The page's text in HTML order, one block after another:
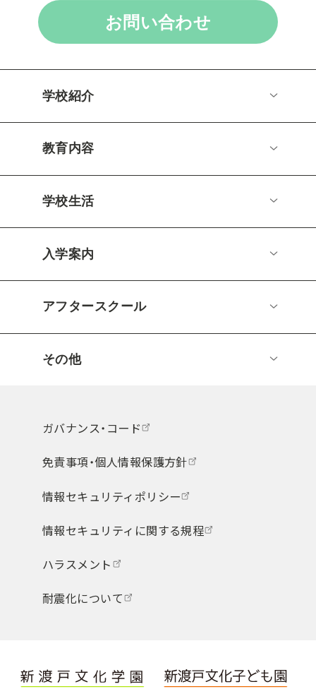
お問い合わせ
学校紹介
教育内容
学校生活
入学案内
アフタースクール
その他
ガバナンス・コード
免責事項・個人情報保護方針
情報セキュリティポリシー
情報セキュリティに関する規程
ハラスメント
耐震化について